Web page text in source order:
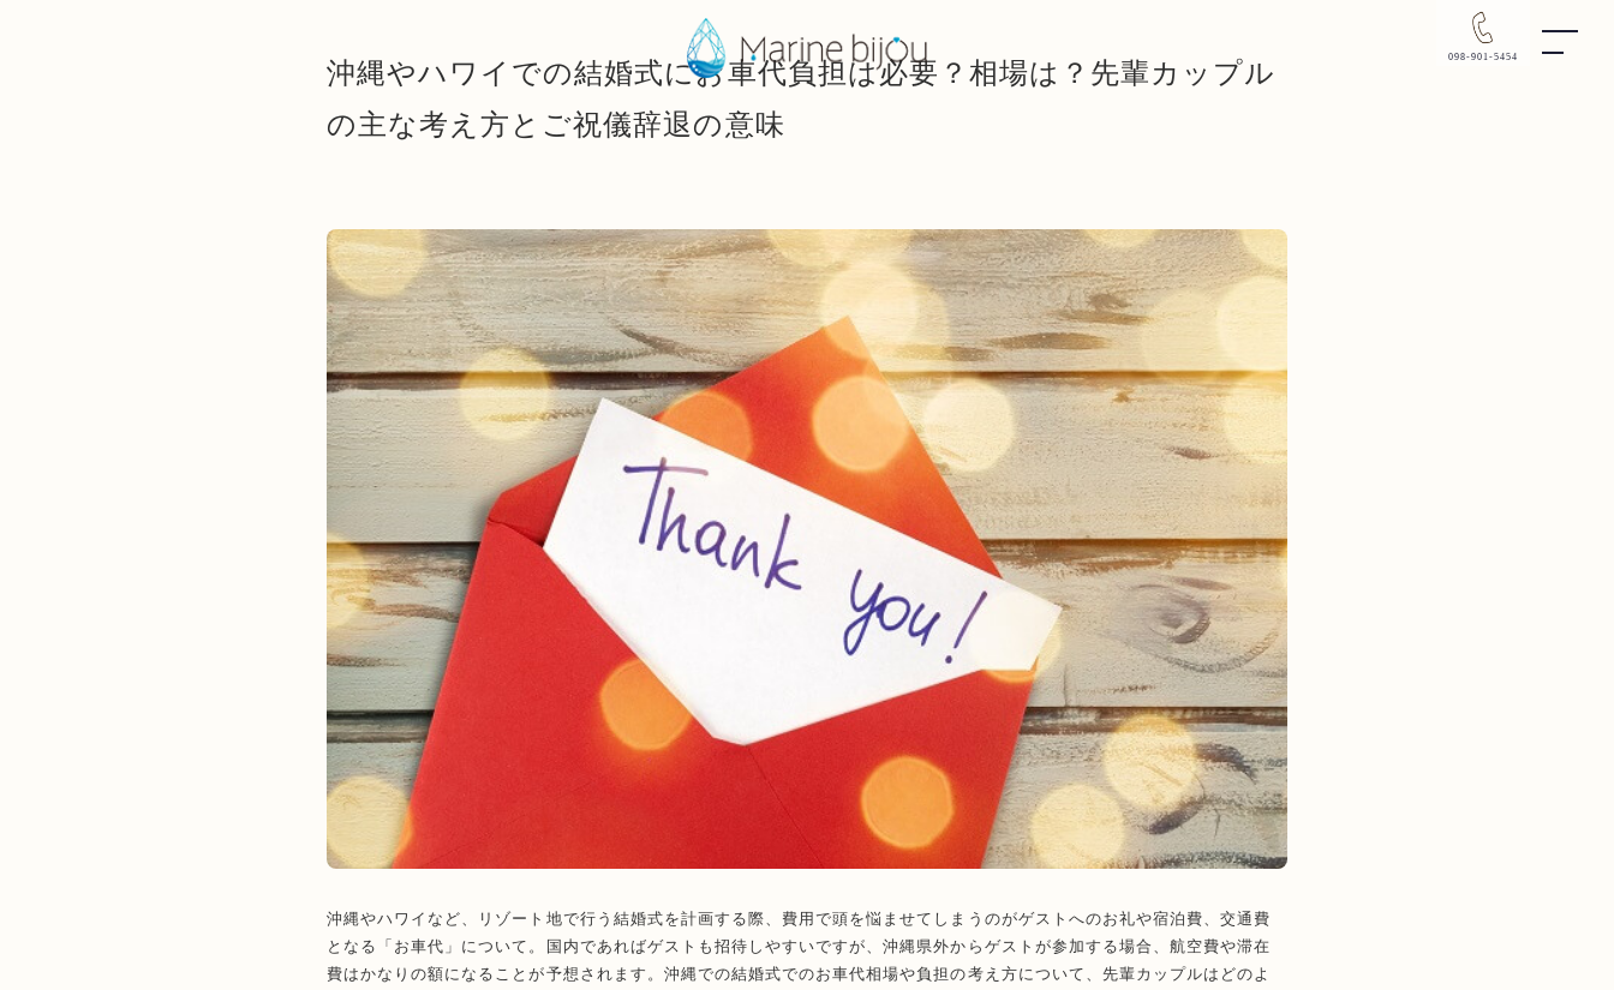
098-901-5454
沖縄やハワイでの結婚式にお車代負担は必要？相場は？先輩カップル
の主な考え方とご祝儀辞退の意味
沖縄やハワイなど、リゾート地で行う結婚式を計画する際、費用で頭を悩ませてしまうのがゲストへのお礼や宿泊費、交通費
となる「お車代」について。国内であればゲストも招待しやすいですが、沖縄県外からゲストが参加する場合、航空費や滞在
費はかなりの額になることが予想されます。沖縄での結婚式でのお車代相場や負担の考え方について、先輩カップルはどのよ